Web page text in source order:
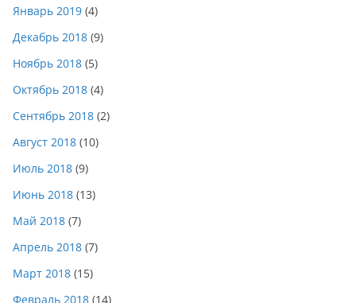
Январь 2019 (4)
Декабрь 2018 (9)
Ноябрь 2018 (5)
Октябрь 2018 (4)
Сентябрь 2018 (2)
Август 2018 (10)
Июль 2018 (9)
Июнь 2018 (13)
Май 2018 (7)
Апрель 2018 (7)
Март 2018 (15)
Февраль 2018 (14)